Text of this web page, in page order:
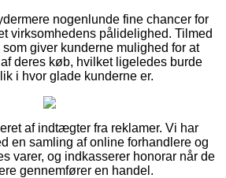
nogenlunde fine chancer for
virksomhedens pålidelighed. Tilmed
giver kunderne mulighed for at
deres køb, hvilket ligeledes burde
i hvor glade kunderne er.
af indtægter fra reklamer. Vi har
en samling af online forhandlere og
varer, og indkasserer honorar når de
gennemfører en handel.